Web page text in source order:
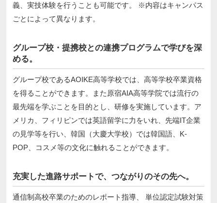
義、実技体験を行うことも可能です。 ※内容はキャンパス
ごとによって異なります。
グループ校・提携校との連携プログラムで学びを深
める。
グループ校であるAOIKE高等学校では、高等学校卒業資格
を得ることができます。また原宿AIA高等学院では流行の
最先端を学ぶことを目的とし、研修を実施しています。ア
メリカ、フィリピンでは英語留学に力をいれ、先端IT企業
の見学等を行い、韓国（大慶大学校）では韓国語、K-
POP、コスメ等の文化に触れることができます。
充実した進路サポートで、つながりのその先へ。
通信制高校卒業のためのレポート指導、 単位認定試験対策